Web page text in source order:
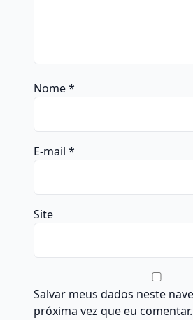
Nome*
E-mail *
Site
Salvar meus dados neste
próxima vez que eu comentar.